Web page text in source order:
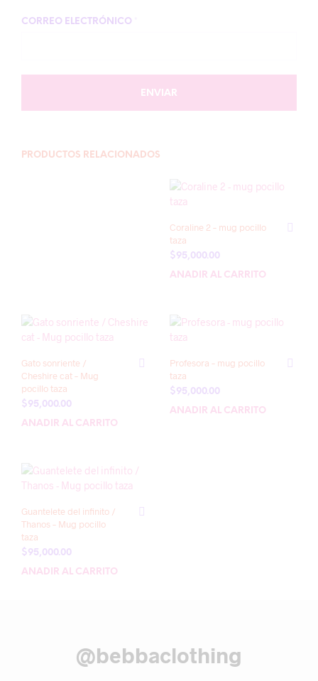
CORREO ELECTRÓNICO
PRODUCTOS RELACIONADOS
Coraline 2 – mug pocillo
taza
$95,000.00
AÑADIR AL CARRITO
Gato sonriente /
Cheshire cat – Mug
pocillo taza
$95,000.00
AÑADIR AL CARRITO
Profesora – mug pocillo
taza
$95,000.00
AÑADIR AL CARRITO
Guantelete del infinito /
Thanos – Mug pocillo
taza
$95,000.00
AÑADIR AL CARRITO
@bebbaclothing